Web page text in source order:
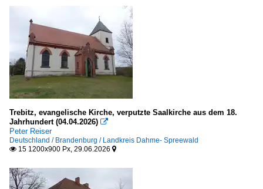
Trebitz, evangelische Kirche, verputzte Saalkirche aus dem 18.
Jahrhundert (04.04.2026) 
Peter Reiser
Deutschland / Brandenburg / Landkreis Dahme- Spreewald
 15 1200x900 Px, 29.06.2026 